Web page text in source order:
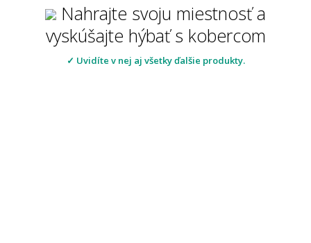
Nahrajte svoju miestnosť a
vyskúšajte hýbať s kobercom
✓ Uvidíte v nej aj všetky ďalšie produkty.